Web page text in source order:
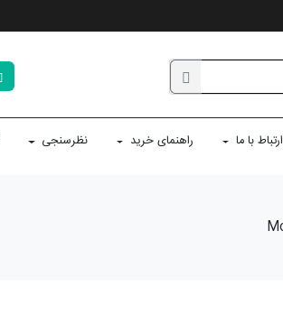
ارتباط با ما راهنمای خرید نظرسنجی